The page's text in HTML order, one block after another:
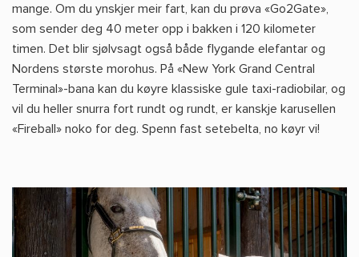
mange. Om du ynskjer meir fart, kan du prøva «Go2Gate»,
som sender deg 40 meter opp i bakken i 120 kilometer
timen. Det blir sjølvsagt også både flygande elefantar og
Nordens største morohus. På «New York Grand Central
Terminal»-bana kan du køyre klassiske gule taxi-radiobilar, og
vil du heller snurra fort rundt og rundt, er kanskje karusellen
«Fireball» noko for deg. Spenn fast setebelta, no køyr vi!